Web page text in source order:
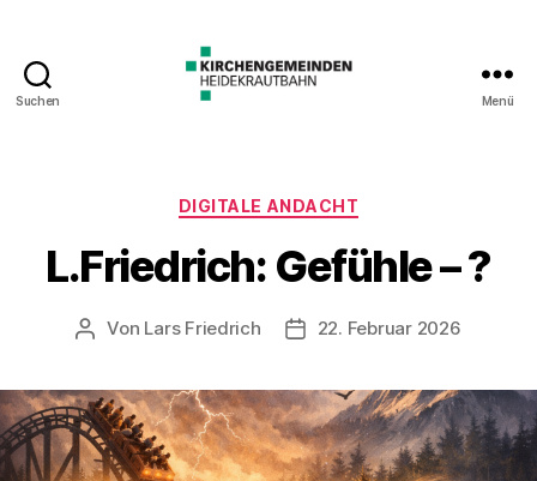
Suchen Menü
Kategorien
DIGITALE ANDACHT
L.Friedrich: Gefühle – ?
Beitragsautor
Von Lars Friedrich Veröffentlichungsdatum
22. Februar 2026